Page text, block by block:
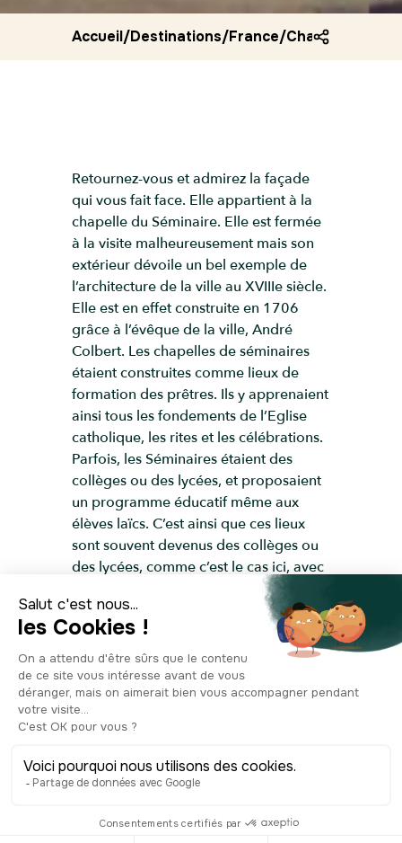
Accueil/Destinations/France/Chapelle du
Retournez-vous et admirez la façade
qui vous fait face. Elle appartient à la
chapelle du Séminaire. Elle est fermée
à la visite malheureusement mais son
extérieur dévoile un bel exemple de
l’architecture de la ville au XVIIIe siècle.
Elle est en effet construite en 1706
grâce à l’évêque de la ville, André
Colbert. Les chapelles de séminaires
étaient construites comme lieux de
formation des prêtres. Ils y apprenaient
ainsi tous les fondements de l’Eglise
catholique, les rites et les célébrations.
Parfois, les Séminaires étaient des
collèges ou des lycées, et proposaient
un programme éducatif même aux
élèves laïcs. C’est ainsi que ces lieux
sont souvent devenus des collèges ou
des lycées, comme c’est le cas ici, avec
la présence du lycée Général Jacques
Amyot juste à côté. Vous avez en tout
cas ici un bâtiment bien particulier qui
a été restauré pour garder son histoire
intacte.